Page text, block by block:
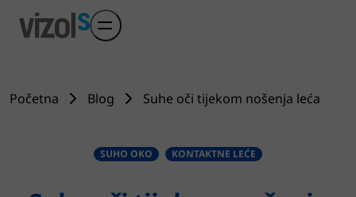
Početna Blog Suhe oči tijekom nošenja leća
SUHO OKO KONTAKTNE LEĆE